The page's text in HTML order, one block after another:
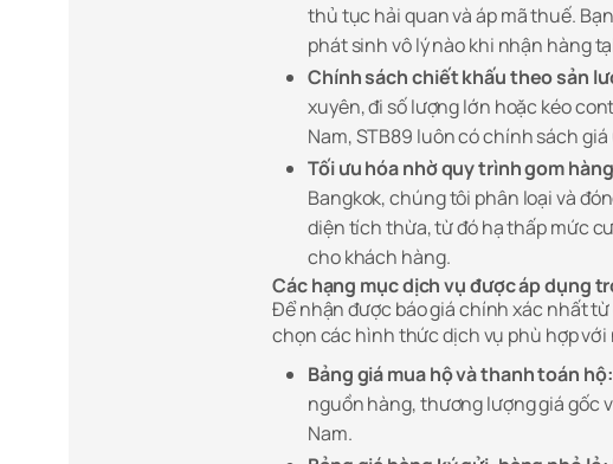
thủ tục hải quan và áp mã thuế.
phát sinh vô lý nào khi nhận hàng
Chính sách chiết khấu theo sản
xuyên, đi số lượng lớn hoặc kéo
Nam, STB89 luôn có chính sách
Tối ưu hóa nhờ quy trình gom
Bangkok, chúng tôi phân loại và
diện tích thừa, từ đó hạ thấp mức
cho khách hàng.
Các hạng mục dịch vụ được áp dụng
Để nhận được báo giá chính xác nhất
chọn các hình thức dịch vụ phù hợp với
Bảng giá mua hộ và thanh toán hộ:
nguồn hàng, thương lượng giá gốc
Nam.